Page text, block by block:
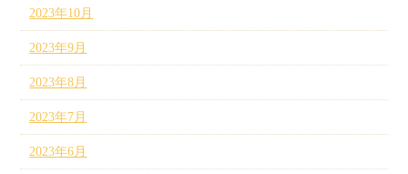
2023年10月
2023年9月
2023年8月
2023年7月
2023年6月